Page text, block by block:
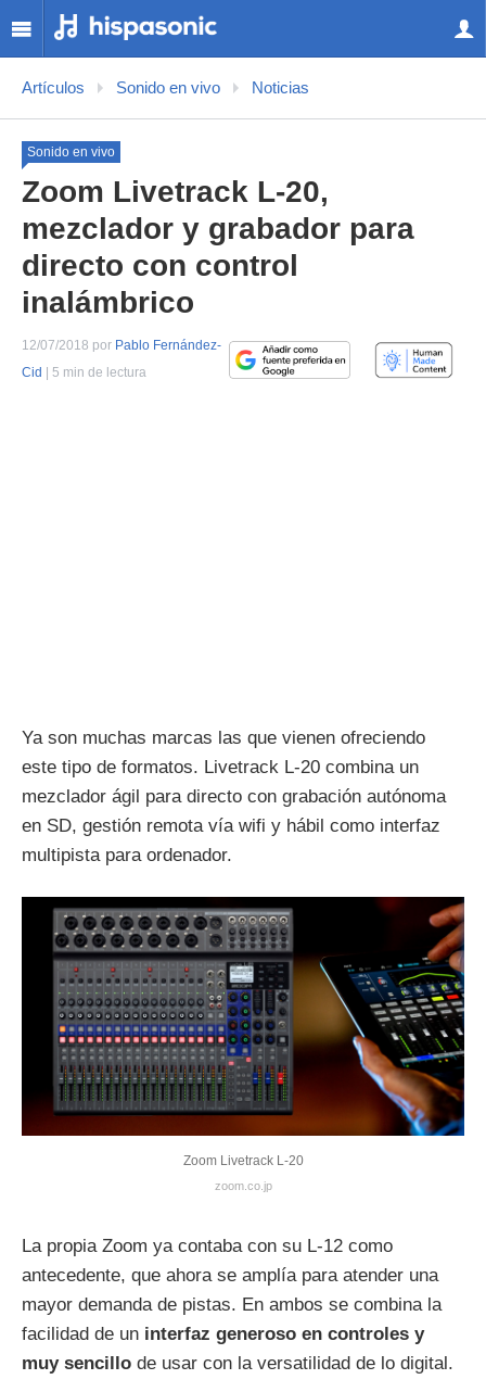
Artículos Sonido en vivo Noticias
Sonido en vivo
Zoom Livetrack L-20,
mezclador y grabador para
directo con control
inalámbrico
12/07/2018 por Pablo Fernández-
Cid
| 5 min de lectura
Ya son muchas marcas las que vienen ofreciendo
este tipo de formatos. Livetrack L-20 combina un
mezclador ágil para directo con grabación autónoma
en SD, gestión remota vía wifi y hábil como interfaz
multipista para ordenador.
Zoom Livetrack L-20
zoom.co.jp
La propia Zoom ya contaba con su L-12 como
antecedente, que ahora se amplía para atender una
mayor demanda de pistas. En ambos se combina la
facilidad de un interfaz generoso en controles y
muy sencillo de usar con la versatilidad de lo digital.